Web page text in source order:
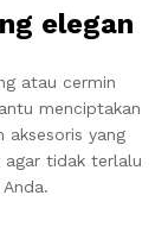
elegan
atau cermin
menciptakan
aksesoris yang
agar tidak terlalu